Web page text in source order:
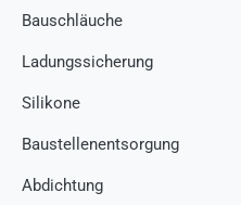
Bauschläuche
Ladungssicherung
Silikone
Baustellenentsorgung
Abdichtung